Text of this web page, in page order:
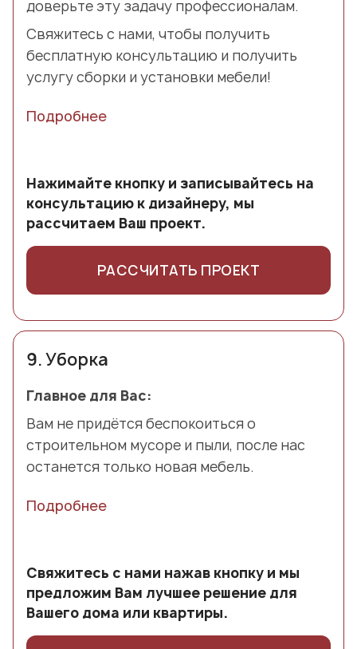
доверьте эту задачу профессионалам.
Свяжитесь с нами, чтобы получить
бесплатную консультацию и получить
услугу сборки и установки мебели!
Подробнее
Нажимайте кнопку и записывайтесь на
консультацию к дизайнеру, мы
рассчитаем Ваш проект.
РАССЧИТАТЬ ПРОЕКТ
9.Уборка
Главное для Вас:
Вам не придётся беспокоиться о
строительном мусоре и пыли, после нас
останется только новая мебель.
Подробнее
Свяжитесь с нами нажав кнопку и мы
предложим Вам лучшее решение для
Вашего дома или квартиры.